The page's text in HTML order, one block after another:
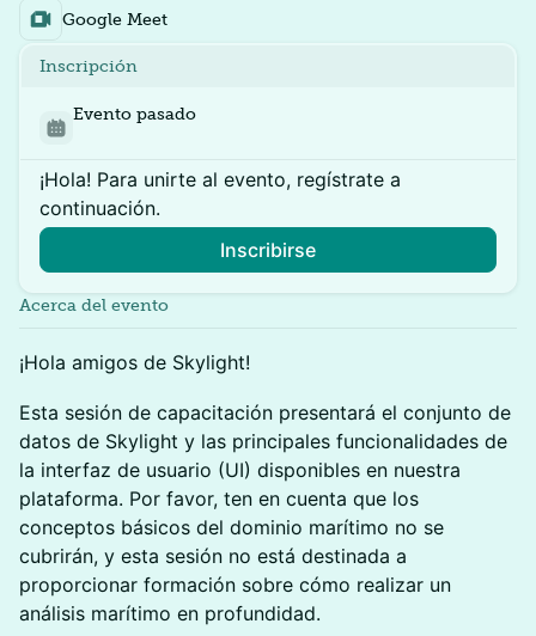
Google Meet
Inscripción
Evento pasado
¡Hola! Para unirte al evento, regístrate a
continuación.
Inscribirse
Acerca del evento
¡Hola amigos de Skylight!
Esta sesión de capacitación presentará el conjunto de
datos de Skylight y las principales funcionalidades de
la interfaz de usuario (UI) disponibles en nuestra
plataforma. Por favor, ten en cuenta que los
conceptos básicos del dominio marítimo no se
cubrirán, y esta sesión no está destinada a
proporcionar formación sobre cómo realizar un
análisis marítimo en profundidad.